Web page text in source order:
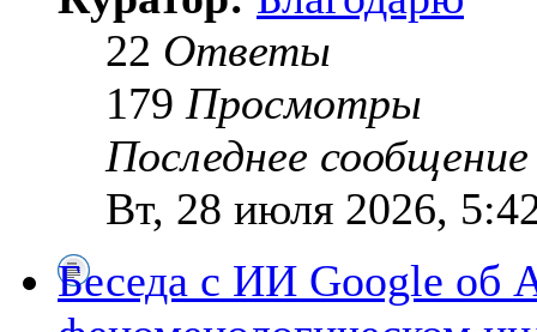
22 Ответы
179 Просмотры
Последнее
Вт, 28 июля 2026,
Беседа с ИИ Google об